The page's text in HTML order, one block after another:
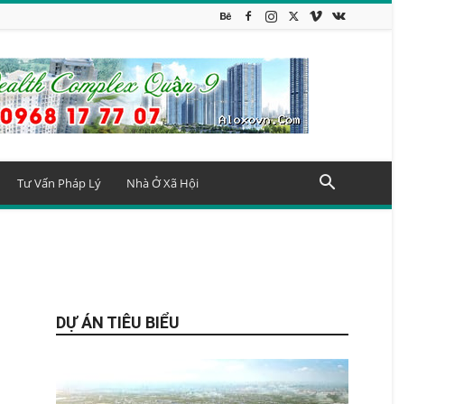
Tư Vấn Pháp Lý Nhà Ở Xã Hội
DỰ ÁN TIÊU BIỂU